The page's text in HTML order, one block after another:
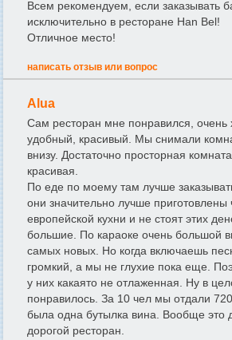
Всем рекомендуем, если заказывать
исключительно в ресторане Han Bel!
Отличное место!
написать отзыв или вопрос
Alua
Сам ресторан мне понравился, очень
удобный, красивый. Мы снимали
внизу. Достаточно просторная
красивая.
По еде по моему там лучше
они значительно лучше приготовлены
европейской кухни и не стоят этих
большие. По караоке очень большой
самых новых. Но когда включаешь
громкий, а мы не глухие пока еще.
у них какаято не отлаженная. Ну в
понравилось. За 10 чел мы отдали
была одна бутылка вина. Вообще это
дорогой ресторан.